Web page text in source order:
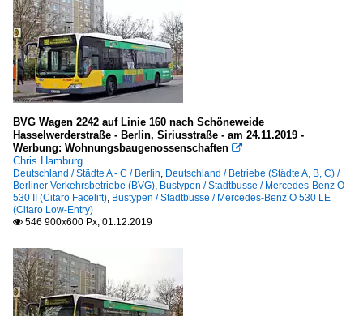
BVG Wagen 2242 auf Linie 160 nach Schöneweide
Hasselwerderstraße - Berlin, Siriusstraße - am 24.11.2019 -
Werbung: Wohnungsbaugenossenschaften 
Chris Hamburg
Deutschland / Städte A - C / Berlin, Deutschland / Betriebe (Städte A, B, C) /
Berliner Verkehrsbetriebe (BVG), Bustypen / Stadtbusse / Mercedes-Benz O
530 II (Citaro Facelift), Bustypen / Stadtbusse / Mercedes-Benz O 530 LE
(Citaro Low-Entry)
 546 900x600 Px, 01.12.2019